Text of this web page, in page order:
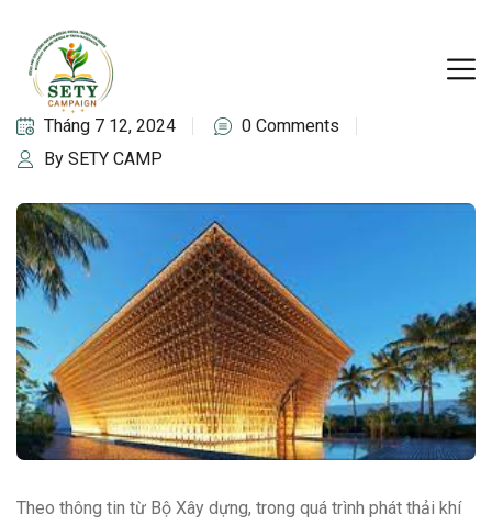
Tháng 7 12, 2024
0 Comments
By SETY CAMP
Theo thông tin từ Bộ Xây dựng, trong quá trình phát thải khí